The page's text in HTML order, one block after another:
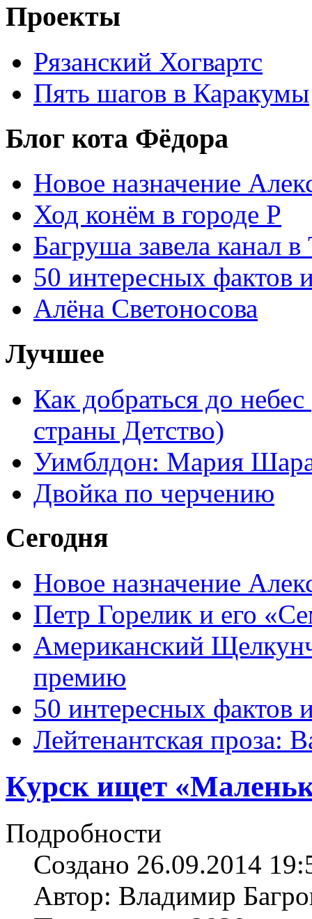
Проекты
Рязанский Хогвартс
Пять шагов в Каракумы
Блог кота Фёдора
Новое назначение
Ход конём в городе Р
Багруша завела канал в
50 интересных фактов
Алёна Светоносова
Лучшее
Как добраться до
страны Детство)
Уимблдон: Мария
Двойка по черчению
Сегодня
Новое назначение
Петр Горелик и его
Американский
премию
50 интересных фактов
Лейтенантская проза:
Курск ищет
Подробности
Создано 26.09.2014
Автор: Владимир